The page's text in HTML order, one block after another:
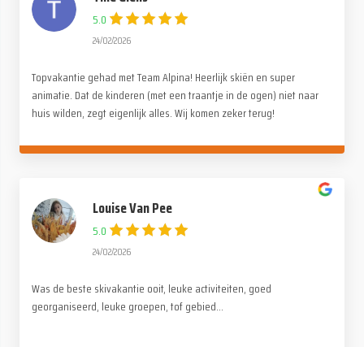
5.0
24/02/2026
Topvakantie gehad met Team Alpina! Heerlijk skiën en super
animatie. Dat de kinderen (met een traantje in de ogen) niet naar
huis wilden, zegt eigenlijk alles. Wij komen zeker terug!
Louise Van Pee
5.0
24/02/2026
Was de beste skivakantie ooit, leuke activiteiten, goed
georganiseerd, leuke groepen, tof gebied...